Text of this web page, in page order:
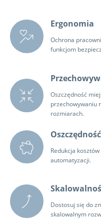
Ergonomia
Ochrona
funkcjom
Oszczędność
przechowywaniu
rozmiarach.
Redukcja
automatyzacji.
Dostosuj się do
skalowalnym